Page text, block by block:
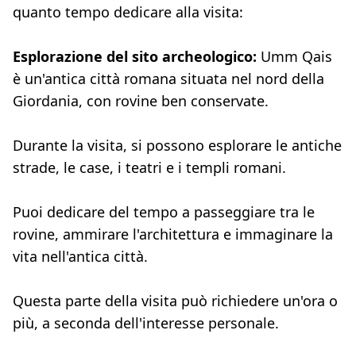
quanto tempo dedicare alla visita:
Esplorazione del sito archeologico: Umm Qais
è un'antica città romana situata nel nord della
Giordania, con rovine ben conservate.
Durante la visita, si possono esplorare le antiche
strade, le case, i teatri e i templi romani.
Puoi dedicare del tempo a passeggiare tra le
rovine, ammirare l'architettura e immaginare la
vita nell'antica città.
Questa parte della visita può richiedere un'ora o
più, a seconda dell'interesse personale.